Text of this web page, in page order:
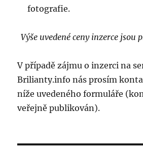
fotografie.
Výše uvedené ceny inzerce jsou
V případě zájmu o inzerci na
Brilianty.info nás prosím
níže uvedeného formuláře
veřejně publikován).